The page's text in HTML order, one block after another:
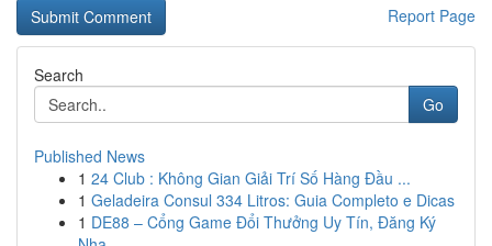
Report Page
Search
Go
Published News
1 24 Club : Không Gian Giải Trí Số Hàng Đầu ...
1 Geladeira Consul 334 Litros: Guia Completo e Dicas
1 DE88 – Cổng Game Đổi Thưởng Uy Tín, Đăng Ký